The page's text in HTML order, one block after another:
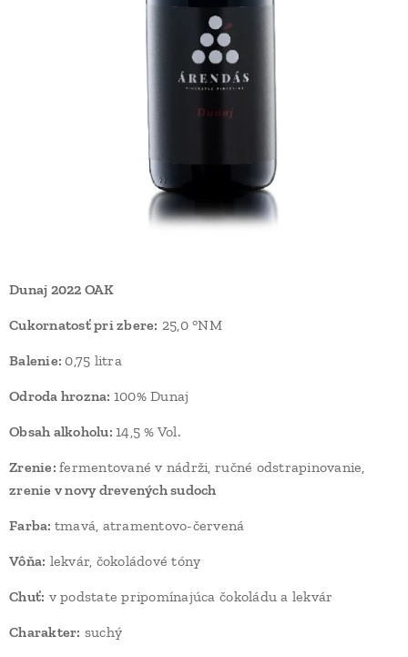
Dunaj 2022 OAK
Cukornatosť pri zbere: 25,0 °NM
Balenie:0,75 litra
Odroda hrozna: 100% Dunaj
Obsah alkoholu:14,5 % Vol.
Zrenie:fermentované v nádrži, ručné odstrapinovanie,
zrenie v novy drevených sudoch
Farba: tmavá, atramentovo-červená
Vôňa: lekvár, čokoládové tóny
Chuť: v podstate pripomínajúca čokoládu a lekvár
Charakter: suchý